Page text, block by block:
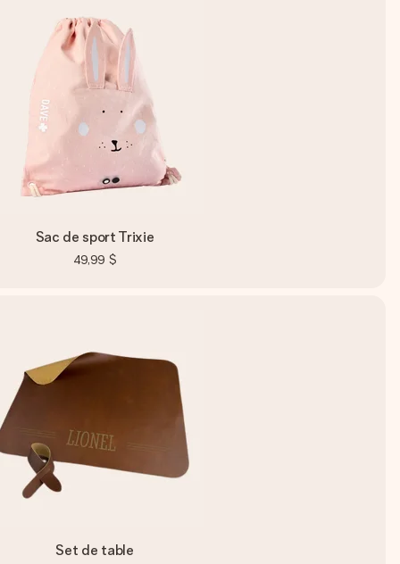
Sac de sport Trixie
49,99 $
Set de table